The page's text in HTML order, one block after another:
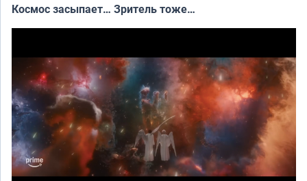
Космос засыпает… Зритель тоже…